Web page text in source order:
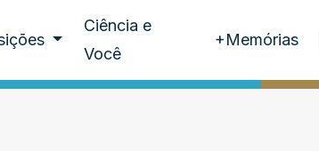
Ciência e
Você
+Memórias